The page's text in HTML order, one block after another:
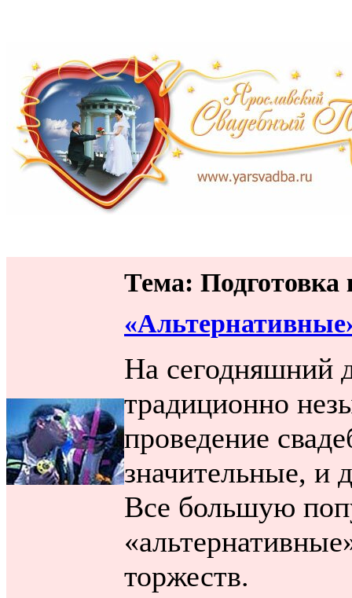
Тема: Подготовка
На сегодняшний
традиционно
проведение
значительные, и
Все большую
торжеств.